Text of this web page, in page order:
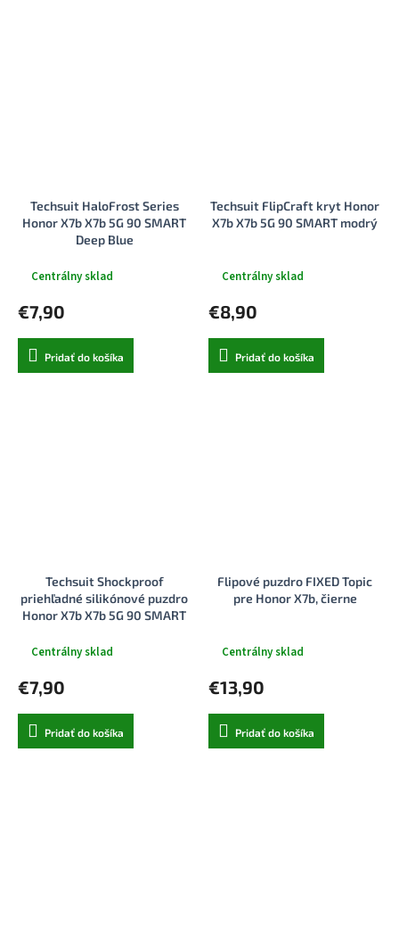
Techsuit HaloFrost Series
Honor X7b X7b 5G 90 SMART
Deep Blue
Centrálny sklad
€7,90
Pridať do košíka
Techsuit FlipCraft kryt Honor
X7b X7b 5G 90 SMART modrý
Centrálny sklad
€8,90
Pridať do košíka
Techsuit Shockproof
priehľadné silikónové puzdro
Honor X7b X7b 5G 90 SMART
Centrálny sklad
€7,90
Pridať do košíka
Flipové puzdro FIXED Topic
pre Honor X7b, čierne
Centrálny sklad
€13,90
Pridať do košíka